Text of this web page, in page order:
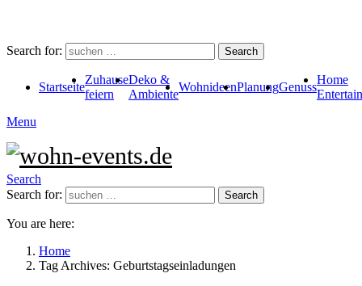
Search for: Search
Startseite
Zuhause
feiern
Deko &
Ambiente
WohnideenPlanungGenuss
Home
Menu
Search
Search for:
Search
You are here:
Home
Tag Archives: Geburtstagseinladungen